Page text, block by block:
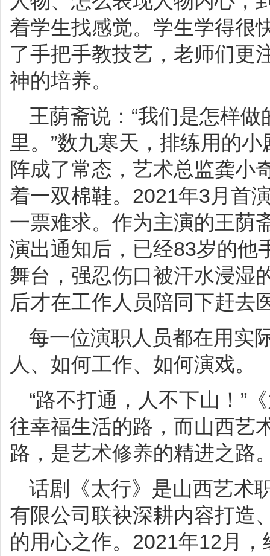
着学生找感觉。学生学得很
了手把手教技艺，老师们更
神的培养。
王荫斋说：“我们是怎样
里。”数九寒天，排练用的
阵成了常态，艺术总监龚小
着一双棉鞋。2021年3月首
一票难求。作为主演的王荫
演出通知后，已经83岁的他
舞台，强忍伤口被汗水浸湿
后才在工作人员陪同下赶去
每一位演职人员都在用实
人、如何工作、如何演戏。
“路不打通，人不下山！”
往幸福生活的路，而山西艺
路，是艺术修养的精进之路
话剧《太行》是山西艺术
有限公司联袂深耕内容打造
的用心之作。2021年12月